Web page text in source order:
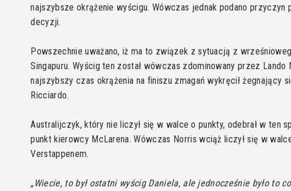
najszybsze okrążenie wyścigu. Wówczas jednak podano przyczyn
decyzji.
Powszechnie uważano, iż ma to związek z sytuacją z
Singapuru. Wyścig ten został wówczas zdominowany przez Lando
najszybszy czas okrążenia na finiszu zmagań wykręcił żegnający
Ricciardo.
Australijczyk, który nie liczył się w walce o punkty, odebrał w ten
punkt kierowcy McLarena. Wówczas Norris wciąż liczył się w
Verstappenem.
Wiecie, to był ostatni wyścig Daniela, ale jednocześnie było to